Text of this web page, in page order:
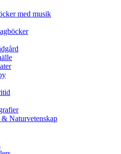
med musik
Naturvetenskap